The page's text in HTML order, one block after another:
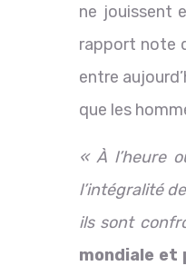
ne jouissent
rapport note
entre
que les
« À l’heure
l’intégralité
ils sont
mondiale et